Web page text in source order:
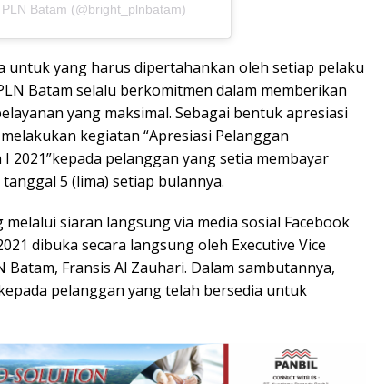
Batam (@bright_plnbatam)
yang harus dipertahankan oleh setiap pelaku
Batam selalu berkomitmen dalam memberikan
yang maksimal. Sebagai bentuk apresiasi
kegiatan “Apresiasi Pelanggan
2021”kepada pelanggan yang setia membayar
5 (lima) setiap bulannya.
siaran langsung via media sosial Facebook
dibuka secara langsung oleh Executive Vice
Batam, Fransis Al Zauhari. Dalam sambutannya,
pelanggan yang telah bersedia untuk